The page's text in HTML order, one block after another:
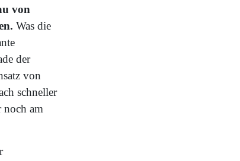
von
Was die
der
von
schneller
am